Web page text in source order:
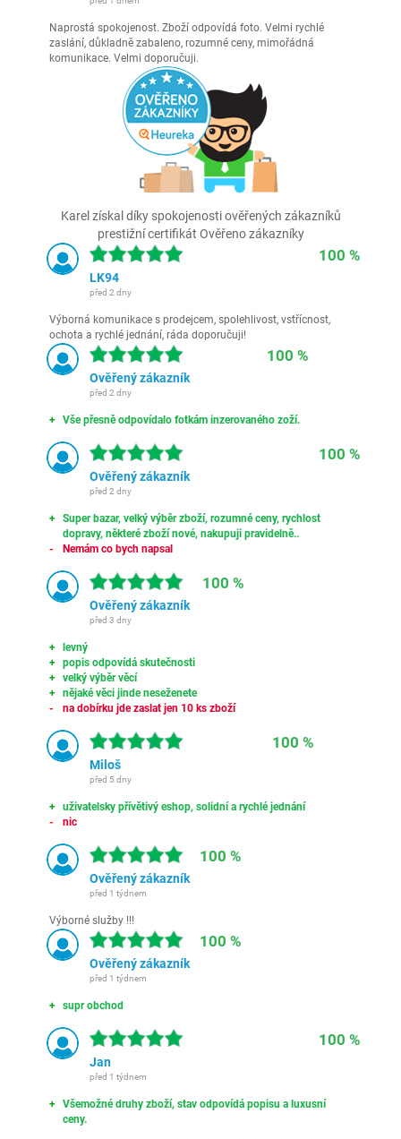
Naprostá spokojenost. Zboží odpovídá foto. Velmi rychlé
zaslání, důkladně zabaleno, rozumné ceny, mimořádná
komunikace. Velmi doporučuji.
Karel získal díky spokojenosti ověřených zákazníků
prestižní certifikát Ověřeno zákazníky
100 %
LK94
před 2 dny
Výborná komunikace s prodejcem, spolehlivost, vstřícnost,
ochota a rychlé jednání, ráda doporučuji!
100 %
Ověřený zákazník
před 2 dny
Vše přesně odpovídalo fotkám inzerovaného zoží.
100 %
Ověřený zákazník
před 2 dny
Super bazar, velký výběr zboží, rozumné ceny, rychlost
dopravy, některé zboží nové, nakupuji pravidelně..
Nemám co bych napsal
100 %
Ověřený zákazník
před 3 dny
levný
popis odpovídá skutečnosti
velký výběr věcí
nějaké věci jinde neseženete
na dobírku jde zaslat jen 10 ks zboží
100 %
Miloš
před 5 dny
uživatelsky přívětivý eshop, solidní a rychlé jednání
nic
100 %
Ověřený zákazník
před 1 týdnem
Výborné služby !!!
100 %
Ověřený zákazník
před 1 týdnem
supr obchod
100 %
Jan
před 1 týdnem
Všemožné druhy zboží, stav odpovídá popisu a luxusní
ceny.